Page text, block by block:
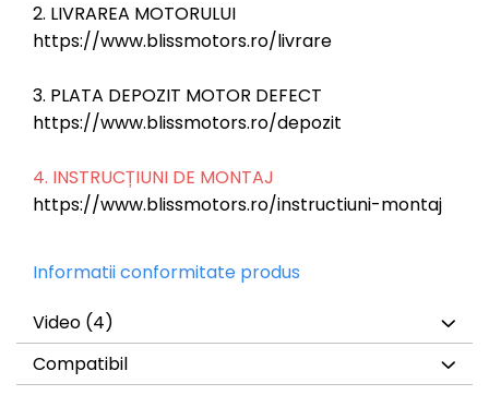
2. LIVRAREA MOTORULUI
https://www.blissmotors.ro/livrare
3. PLATA DEPOZIT MOTOR DEFECT
https://www.blissmotors.ro/depozit
4. INSTRUCȚIUNI DE MONTAJ
https://www.blissmotors.ro/instructiuni-montaj
Informatii conformitate produs
Video (4)
Compatibil